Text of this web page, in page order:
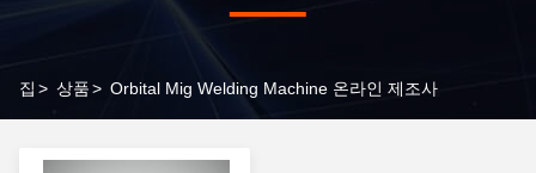
집 > 상품> Orbital Mig Welding Machine 온라인 제조사